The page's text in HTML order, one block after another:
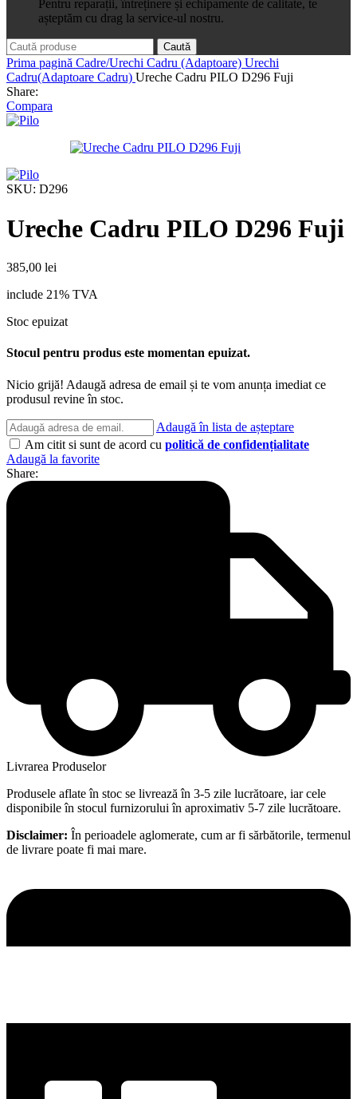
Pentru reparații, întreținere și echipamente de calitate, te
așteptăm cu drag la service-ul nostru.
Caută
Prima pagină Cadre/Urechi Cadru (Adaptoare) Urechi
Cadru(Adaptoare Cadru) Ureche Cadru PILO D296 Fuji
Share:
Compara
SKU: D296
Ureche Cadru PILO D296 Fuji
385,00 lei
include 21% TVA
Stoc epuizat
Stocul pentru produs este momentan epuizat.
Nicio grijă! Adaugă adresa de email și te vom anunța imediat ce
produsul revine în stoc.
Adaugă în lista de așteptare
Am citit si sunt de acord cu politică de confidențialitate
Adaugă la favorite
Share:
Livrarea Produselor
Produsele aflate în stoc se livrează în 3-5 zile lucrătoare, iar cele
disponibile în stocul furnizorului în aproximativ 5-7 zile lucrătoare.
Disclaimer: În perioadele aglomerate, cum ar fi sărbătorile, termenul
de livrare poate fi mai mare.